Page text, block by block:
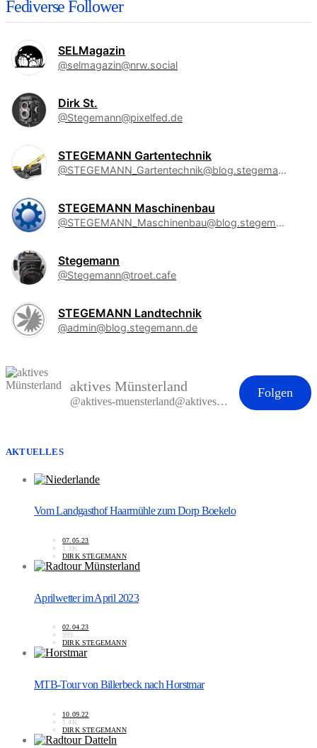
Fediverse Follower
SELMagazin
@selmagazin@nrw.social
Dirk St.
@Stegemann@pixelfed.de
STEGEMANN Gartentechnik
@STEGEMANN_Gartentechnik@blog.stegemann.de
STEGEMANN Maschinenbau
@STEGEMANN_Maschinenbau@blog.stegemann.de
Stegemann
@Stegemann@troet.cafe
STEGEMANN Landtechnik
@admin@blog.stegemann.de
aktives Münsterland
@aktives-muensterland@aktives-muensterland.de
Folgen
AKTUELLES
Vom Landgasthof Haarmühle zum Dorp Boekelo
07.05.23
1.3K
DIRK STEGEMANN
Aprilwetter im April 2023
02.04.23
999
DIRK STEGEMANN
MTB-Tour von Billerbeck nach Horstmar
10.09.22
1.4K
DIRK STEGEMANN